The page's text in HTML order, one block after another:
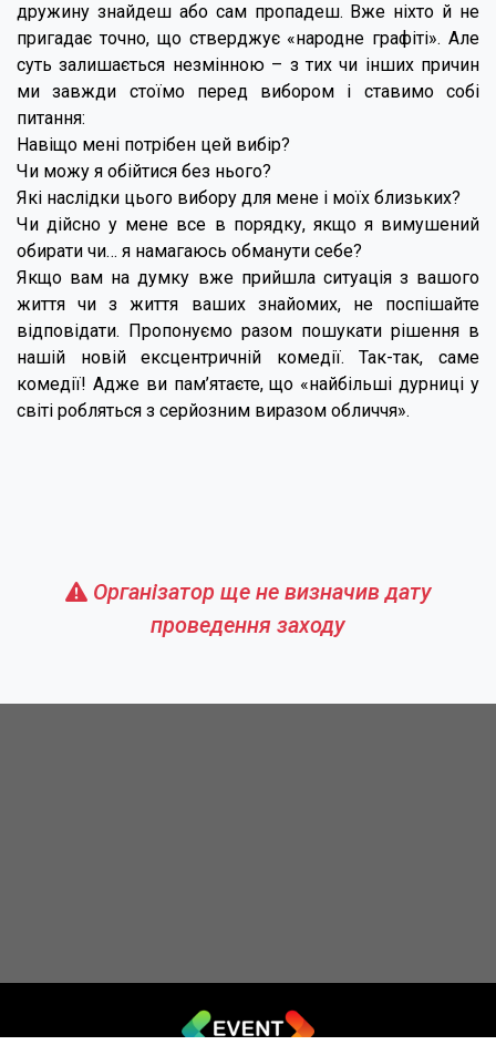
дружину знайдеш або сам пропадеш. Вже ніхто й не
пригадає точно, що стверджує «народне графіті». Але
суть залишається незмінною – з тих чи інших причин
ми завжди стоїмо перед вибором і ставимо собі
питання:
Навіщо мені потрібен цей вибір?
Чи можу я обійтися без нього?
Які наслідки цього вибору для мене і моїх близьких?
Чи дійсно у мене все в порядку, якщо я вимушений
обирати чи… я намагаюсь обманути себе?
Якщо вам на думку вже прийшла ситуація з вашого
життя чи з життя ваших знайомих, не поспішайте
відповідати. Пропонуємо разом пошукати рішення в
нашій новій ексцентричній комедії. Так-так, саме
комедії! Адже ви пам’ятаєте, що «найбільші дурниці у
світі робляться з серйозним виразом обличчя».
Організатор ще не визначив дату
проведення заходу